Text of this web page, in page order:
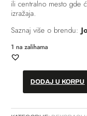
ili centralno mesto gde
izražaja.
Saznaj više o brendu:
1 na zalihama
Figura
XL
DODAJ U KORPU